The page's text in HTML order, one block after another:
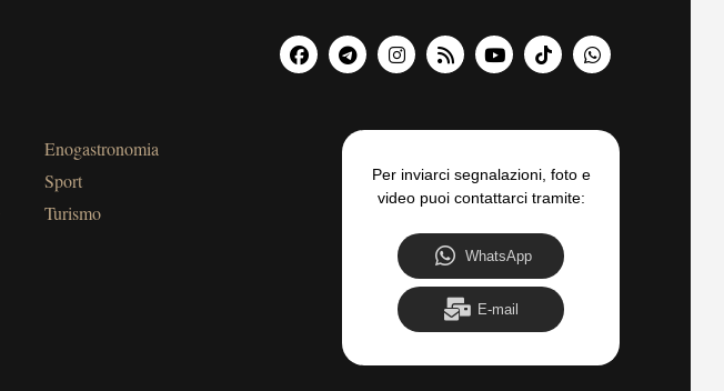
Enogastronomia
Sport
Turismo
Per inviarci segnalazioni, foto e
video puoi contattarci tramite:
WhatsApp
E-mail